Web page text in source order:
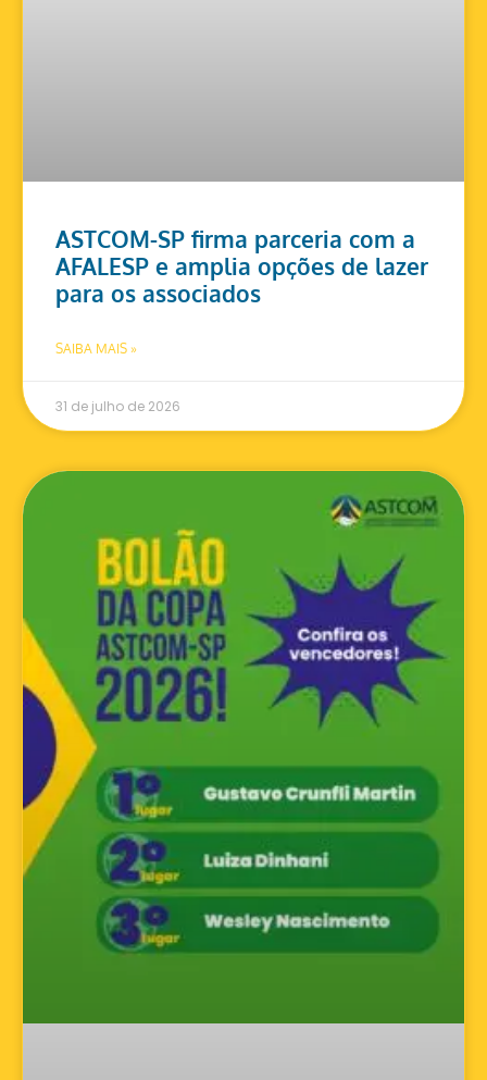
ASTCOM-SP firma parceria com a
AFALESP e amplia opções de lazer
para os associados
SAIBA MAIS »
31 de julho de 2026